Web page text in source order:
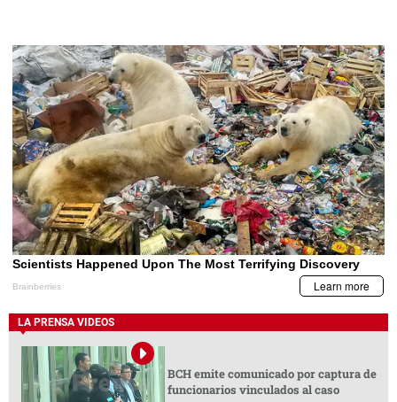
LA PRENSA VIDEOS
BCH emite comunicado por captura de
funcionarios vinculados al caso